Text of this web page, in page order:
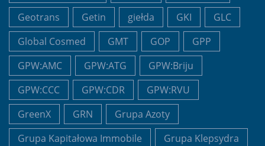
Geotrans
Getin giełda GKI
GLC
Global Cosmed
GMT GOP
GPP
GPW:AMC
GPW:ATG
GPW:Briju
GPW:CCC
GPW:CDR
GPW:RVU
GreenX
GRN
Grupa Azoty
Grupa Kapitałowa Immobile
Grupa Klepsydra